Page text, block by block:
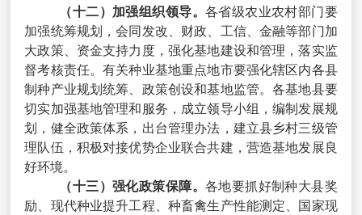
（十二）加强组织领导。 各省级农业农村部门要
加强统筹规划，会同发改、财政、工信、金融等部门加
大政策、资金支持力度，强化基地建设和管理，落实监
督考核责任。有关种业基地重点地市要强化辖区内各县
制种产业规划统筹、政策创设和基地监管。各基地县要
切实加强基地管理和服务，成立领导小组，编制发展规
划，健全政策体系，出台管理办法，建立县乡村三级管
理队伍，积极对接优势企业联合共建，营造基地发展良
好环境。
（十三）强化政策保障。 各地要抓好制种大县奖
励、现代种业提升工程、种畜禽生产性能测定、国家现